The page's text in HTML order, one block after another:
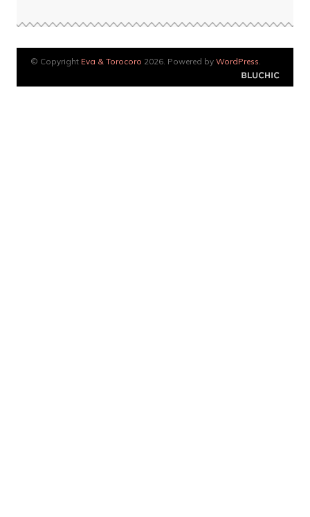
© Copyright Eva & Torocoro 2026. Powered by WordPress